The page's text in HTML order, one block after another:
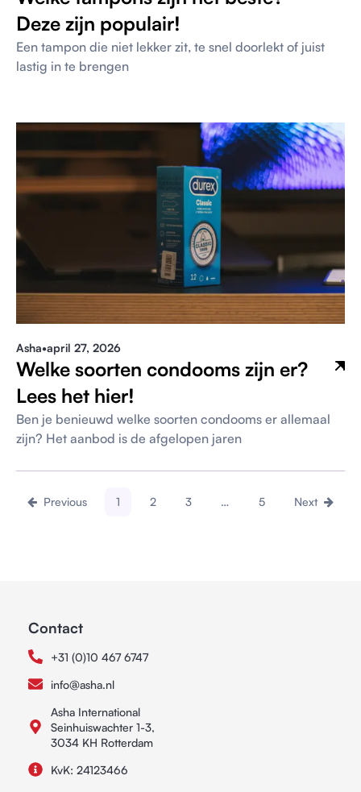
Deze zijn populair!
Een tampon die niet lekker zit, te snel doorlekt of juist
lastig in te brengen
Asha•april 27, 2026
Welke soorten condooms zijn er?
Lees het hier!
Ben je benieuwd welke soorten condooms er allemaal
zijn? Het aanbod is de afgelopen jaren
Previous 1 2 3 … 5 Next
Contact
+31 (0)10 467 6747
info@asha.nl
Asha International
Seinhuiswachter 1-3,
3034 KH Rotterdam
KvK: 24123466